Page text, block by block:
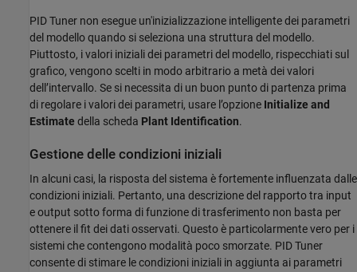
PID Tuner non esegue un'inizializzazione intelligente dei parametri
del modello quando si seleziona una struttura del modello.
Piuttosto, i valori iniziali dei parametri del modello, rispecchiati sul
grafico, vengono scelti in modo arbitrario a metà dei valori
dell’intervallo. Se si necessita di un buon punto di partenza prima
di regolare i valori dei parametri, usare l’opzione Initialize and
Estimate della scheda Plant Identification.
Gestione delle condizioni iniziali
In alcuni casi, la risposta del sistema è fortemente influenzata dalle
condizioni iniziali. Pertanto, una descrizione del rapporto tra input
e output sotto forma di funzione di trasferimento non basta per
ottenere il fit dei dati osservati. Questo è particolarmente vero per i
sistemi che contengono modalità poco smorzate. PID Tuner
consente di stimare le condizioni iniziali in aggiunta ai parametri